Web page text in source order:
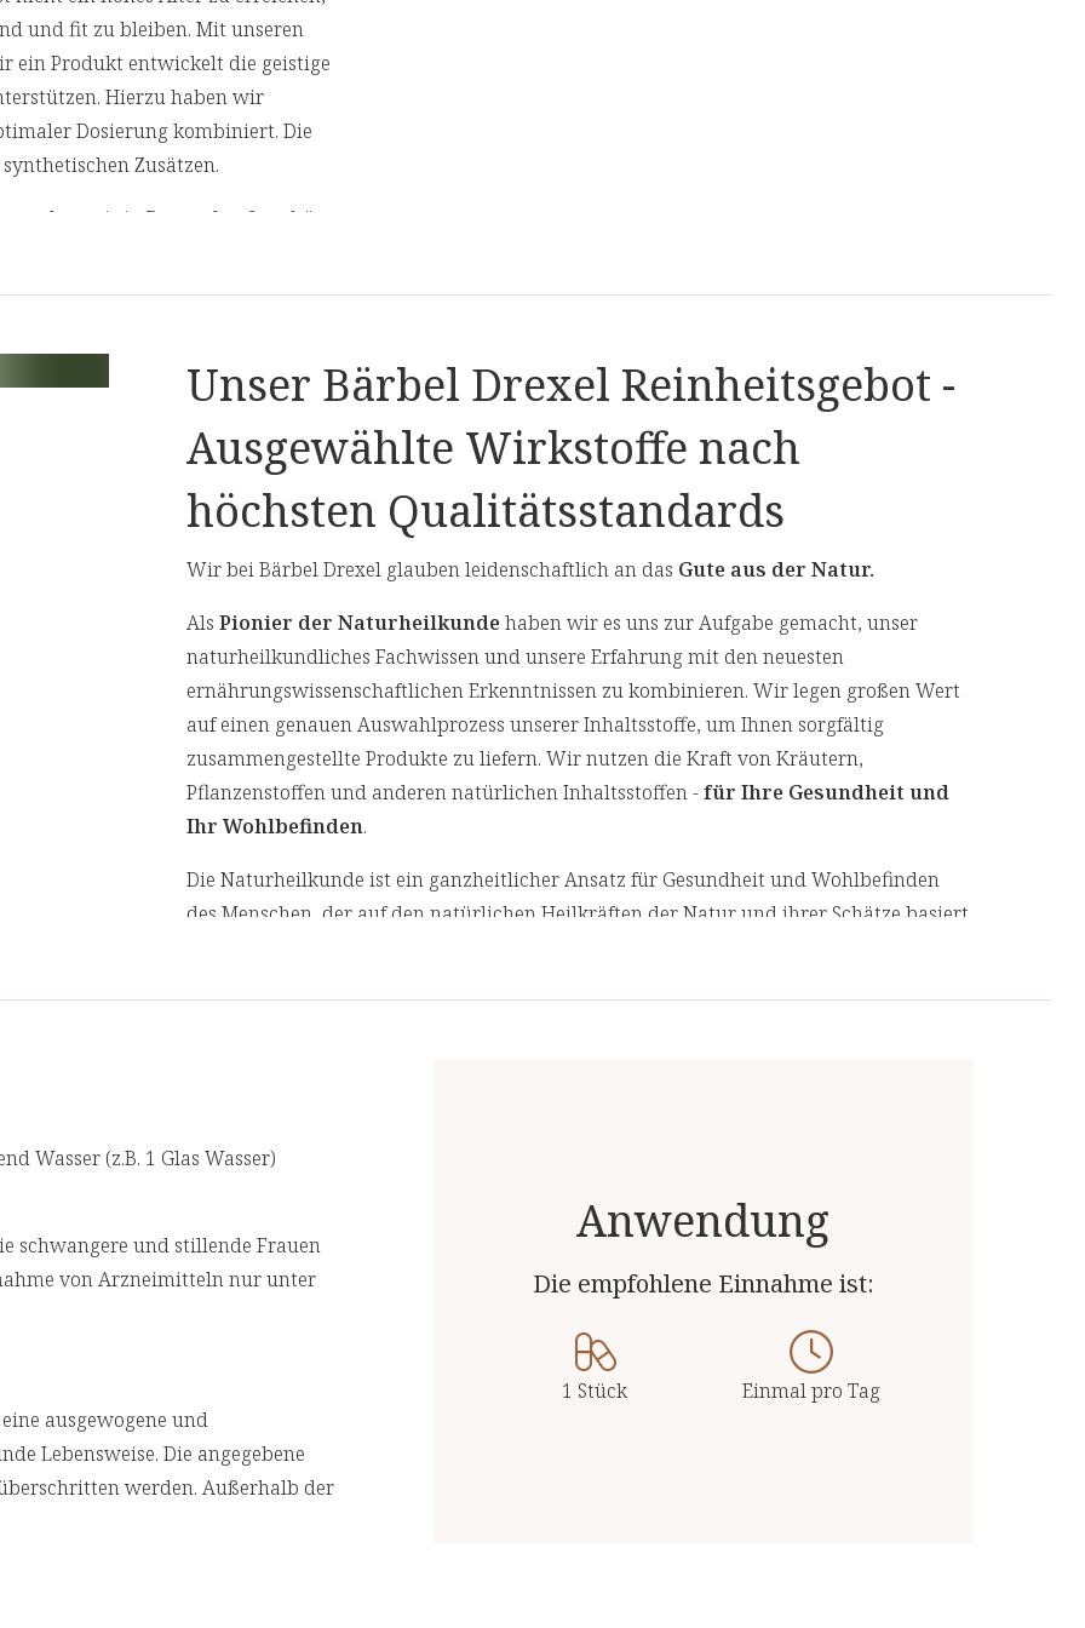
Pflanzenarten der Welt. Ursprünglich stammt der Ginkgo-Baum aus China und gilt
dort als Symbol für Langlebigkeit und Lebenskraft. Heute wird er weltweit
kultiviert. Trans-Resveratrol ist eine natürliche Verbindung aus der Gruppe der
Polyphenole. Es ist die biologisch aktive Form von Resveratrol und stammt aus dem
und fit zu bleiben. Mit unseren
ein Produkt entwickelt die geistige
Hierzu haben wir
Dosierung kombiniert. Die
Zusätzen.
wir in Braunglas. So schützen
Vitamin B6 und Vitamin C tragen
bei. Die positive Wirkung
tragen zu einer normalen Funktion
Stress zu schützen.
Immunsystems bei.
zu schützen.
bei
3-
Inhalt pro Tagesdosis
Unser Bärbel Drexel Reinheitsgebot -
Ausgewählte Wirkstoffe nach
höchsten Qualitätsstandards
Wir bei Bärbel Drexel glauben leidenschaftlich an das Gute aus der Natur.
Als Pionier der Naturheilkundehaben wir es uns zur Aufgabe gemacht, unser
naturheilkundliches Fachwissen und unsere Erfahrung mit den neuesten
ernährungswissenschaftlichen Erkenntnissen zu kombinieren. Wir legen großen Wert
auf einen genauen Auswahlprozess unserer Inhaltsstoffe, um Ihnen sorgfältig
zusammengestellte Produkte zu liefern. Wir nutzen die Kraft von Kräutern,
Pflanzenstoffen und anderen natürlichen Inhaltsstoffen -für Ihre Gesundheit und
Ihr Wohlbefinden.
Die Naturheilkunde ist ein ganzheitlicher Ansatz für Gesundheit und Wohlbefinden
des Menschen, der auf den natürlichen Heilkräften der Natur und ihrer Schätze basiert.
Anwendung
Die empfohlene Einnahme ist:
1 Stück Einmal pro Tag
Wasser (z.B. 1 Glas Wasser)
schwangere und stillende Frauen
von Arzneimitteln nur unter
ausgewogene und
Lebensweise. Die angegebene
werden. Außerhalb der